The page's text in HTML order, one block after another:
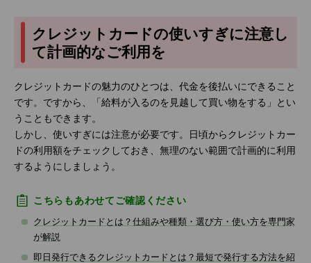
クレジットカードの使いすぎに注意し
て計画的なご利用を
クレジットカードの魅力のひとつは、代金を後払いにできること
です。ですから、「給料が入るのを見越して買い物をする」とい
うこともできます。
しかし、使いすぎには注意が必要です。日頃からクレジットカー
ドの利用額をチェックしておき、無理のない範囲で計画的に利用
するようにしましょう。
こちらもあわせてご確認ください
クレジットカードとは？仕組みや種類・選び方・使い方を専門家
が解説
即日発行できるクレジットカードとは？最短で発行する方法を紹